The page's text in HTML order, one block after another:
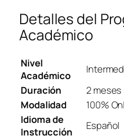
Detalles del
Académico
Nivel
Académico
Duración
2 meses
Modalidad
100%
Idioma de
Instrucción
Español